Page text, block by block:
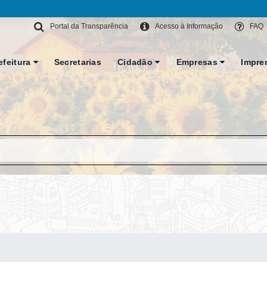
FAQ
Acesso à Informação
Portal da Transparência
Secretarias Cidadão Empresas